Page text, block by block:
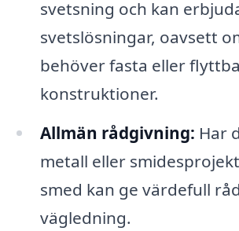
svetsning och kan
svetslösningar, oavsett
behöver fasta eller
konstruktioner.
Allmän rådgivning: Har
metall eller
smed kan ge värdefull
vägledning.